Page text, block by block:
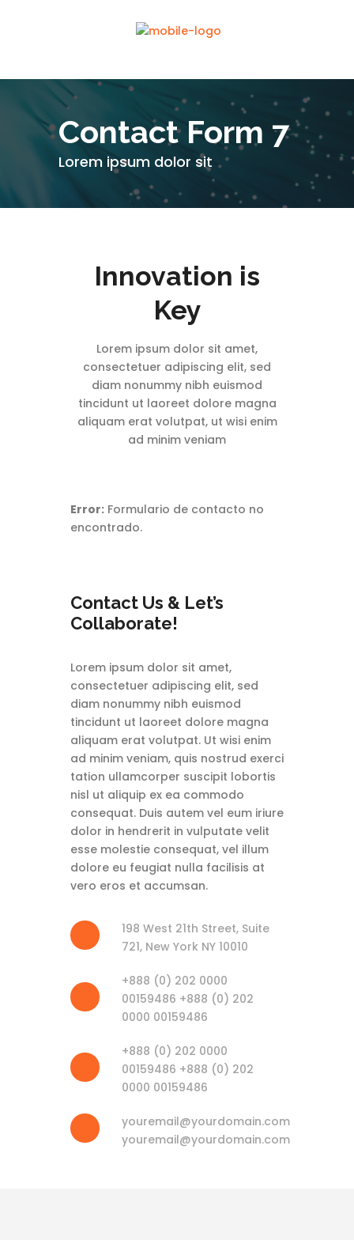
Contact Form 7
Lorem ipsum dolor sit
Innovation is
Key
Lorem ipsum dolor sit amet,
consectetuer adipiscing elit, sed
diam nonummy nibh euismod
tincidunt ut laoreet dolore magna
aliquam erat volutpat, ut wisi enim
ad minim veniam
Error: Formulario de contacto no
encontrado.
Contact Us & Let’s
Collaborate!
Lorem ipsum dolor sit amet,
consectetuer adipiscing elit, sed
diam nonummy nibh euismod
tincidunt ut laoreet dolore magna
aliquam erat volutpat. Ut wisi enim
ad minim veniam, quis nostrud exerci
tation ullamcorper suscipit lobortis
nisl ut aliquip ex ea commodo
consequat. Duis autem vel eum iriure
dolor in hendrerit in vulputate velit
esse molestie consequat, vel illum
dolore eu feugiat nulla facilisis at
vero eros et accumsan.
198 West 21th Street, Suite
721, New York NY 10010
+888 (0) 202 0000
00159486 +888 (0) 202
0000 00159486
+888 (0) 202 0000
00159486 +888 (0) 202
0000 00159486
youremail@yourdomain.com
youremail@yourdomain.com